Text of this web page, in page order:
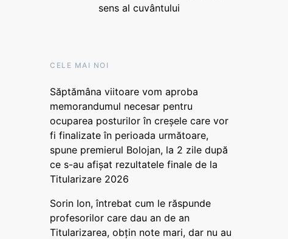
sens al cuvântului
CELE MAI NOI
Săptămâna viitoare vom aproba
memorandumul necesar pentru
ocuparea posturilor în creșele care vor
fi finalizate în perioada următoare,
spune premierul Bolojan, la 2 zile după
ce s-au afișat rezultatele finale de la
Titularizare 2026
Sorin Ion, întrebat cum le răspunde
profesorilor care dau an de an
Titularizarea, obțin note mari, dar nu au